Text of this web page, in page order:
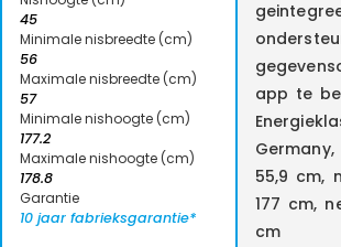
45
Minimale nisbreedte (cm)
56
Maximale nisbreedte (cm)
57
Minimale nishoogte (cm)
177.2
Maximale nishoogte (cm)
178.8
Garantie
10 jaar fabrieksgarantie*
app te
55,9 cm,
177 cm,
cm